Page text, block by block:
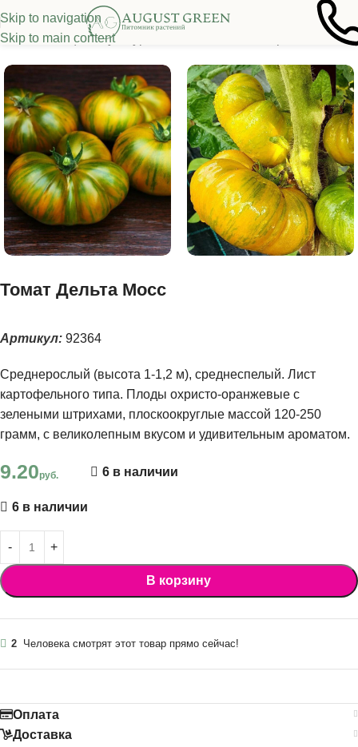
Skip to navigation
Skip to main content
овощных культур Томаты из серии "Гномы"
Томат Дельта Мосс
Артикул: 92364
Среднерослый (высота 1-1,2 м), среднеспелый. Лист
картофельного типа. Плоды охристо-оранжевые с
зелеными штрихами, плоскоокруглые массой 120-250
грамм, с великолепным вкусом и удивительным ароматом.
9.20руб. 6 в наличии
6 в наличии
В корзину
2 Человека смотрят этот товар прямо сейчас!
Оплата
Доставка